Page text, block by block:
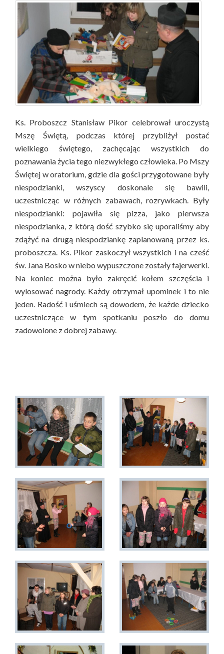
Ks. Proboszcz Stanisław Pikor celebrował uroczystą
Mszę Świętą, podczas której przybliżył postać
wielkiego świętego, zachęcając wszystkich do
poznawania życia tego niezwykłego człowieka. Po Mszy
Świętej w oratorium, gdzie dla gości przygotowane były
niespodzianki, wszyscy doskonale się bawili,
uczestnicząc w różnych zabawach, rozrywkach. Były
niespodzianki: pojawiła się pizza, jako pierwsza
niespodzianka, z którą dość szybko się uporaliśmy aby
zdążyć na drugą niespodziankę zaplanowaną przez ks.
proboszcza. Ks. Pikor zaskoczył wszystkich i na cześć
św. Jana Bosko w niebo wypuszczone zostały fajerwerki.
Na koniec można było zakręcić kołem szczęścia i
wylosować nagrody. Każdy otrzymał upominek i to nie
jeden. Radość i uśmiech są dowodem, że każde dziecko
uczestniczące w tym spotkaniu poszło do domu
zadowolone z dobrej zabawy.